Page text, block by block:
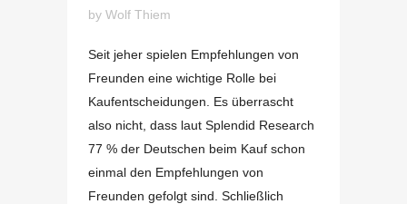
by Wolf Thiem
Seit jeher spielen Empfehlungen von
Freunden eine wichtige Rolle bei
Kaufentscheidungen. Es überrascht
also nicht, dass laut Splendid Research
77 % der Deutschen beim Kauf schon
einmal den Empfehlungen von
Freunden gefolgt sind. Schließlich